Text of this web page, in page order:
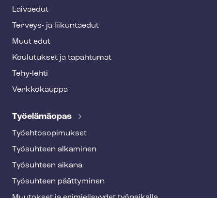
Laivaedut
Terveys- ja liikuntaedut
Muut edut
Koulutukset ja tapahtumat
Tehy-lehti
Verkkokauppa
Työelämäopas
Työ­eh­to­so­pi­muk­set
Työsuhteen alkaminen
Työsuhteen aikana
Työsuhteen päättyminen